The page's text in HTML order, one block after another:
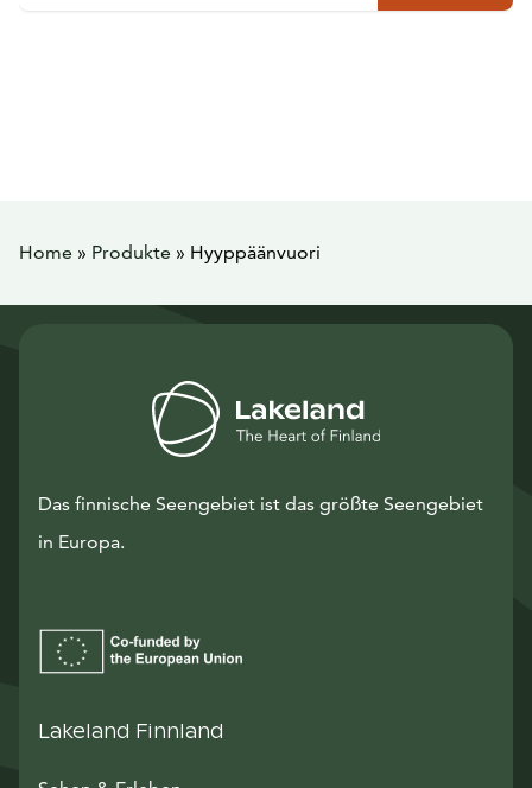
Home » Produkte » Hyyppäänvuori
Das finnische Seengebiet ist das größte Seengebiet
in Europa.
Lakeland Finnland